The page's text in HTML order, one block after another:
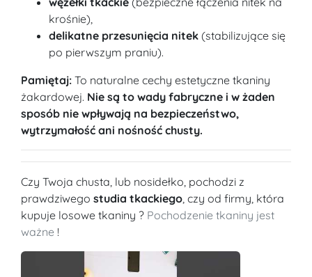
krośnie),
delikatne przesunięcia nitek (stabilizujące się
po pierwszym praniu).
Pamiętaj: To naturalne cechy estetyczne tkaniny
żakardowej. Nie są to wady fabryczne i w żaden
sposób nie wpływają na bezpieczeństwo,
wytrzymałość ani nośność chusty.
Czy Twoja chusta, lub nosidełko, pochodzi z
prawdziwego studia tkackiego , czy od firmy, która
kupuje losowe tkaniny ? Pochodzenie tkaniny jest
ważne !